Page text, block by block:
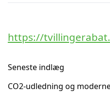
https://
Seneste indlæg
CO2-udledning og